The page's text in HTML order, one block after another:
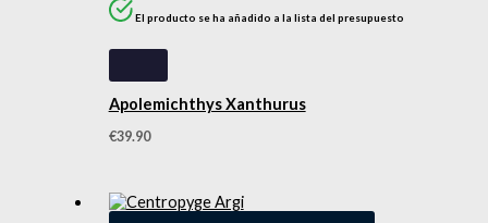
El producto se ha añadido a la lista del presupuesto
Apolemichthys Xanthurus
€39.90